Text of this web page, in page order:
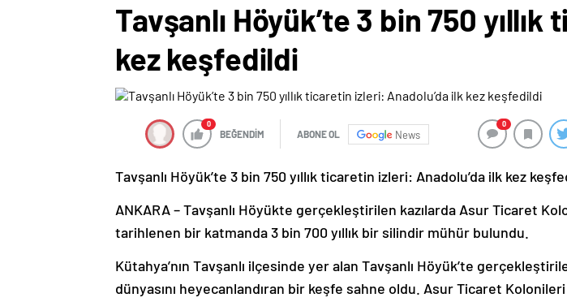
Tavşanlı Höyük’te 3 bin 750
kez keşfedildi
0
BEĞENDİM ABONE OL News
0
Tavşanlı Höyük’te 3 bin 750 yıllık ticaretin izleri: Anadolu’da ilk kez
ANKARA – Tavşanlı Höyükte gerçekleştirilen kazılarda Asur Ticaret
tarihlenen bir katmanda 3 bin 700 yıllık bir silindir mühür bulundu.
Kütahya’nın Tavşanlı ilçesinde yer alan Tavşanlı Höyük’te
dünyasını heyecanlandıran bir keşfe sahne oldu. Asur Ticaret Kolonileri